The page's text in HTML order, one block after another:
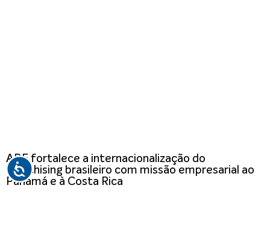
ABF fortalece a internacionalização do
franchising brasileiro com missão empresarial ao
Panamá e à Costa Rica